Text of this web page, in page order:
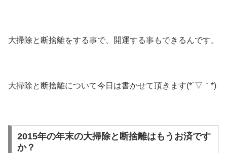
大掃除と断捨離をする事で、開運する事もできるんです。
大掃除と断捨離について今日は書かせて頂きます(*´▽｀*)
2015年の年末の大掃除と断捨離はもうお済です
か？